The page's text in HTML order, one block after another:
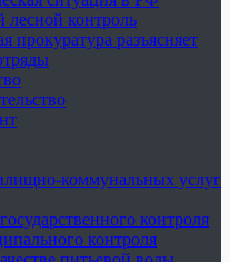
контроль
прокуратура разъясняет
коммунальных услуг
контроля
контроля